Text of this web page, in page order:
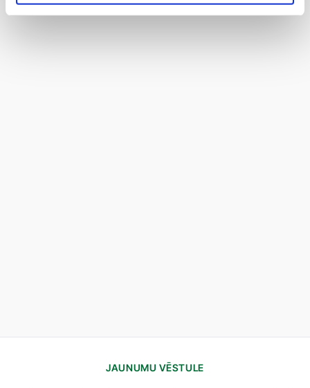
JAUNUMU VĒSTULE